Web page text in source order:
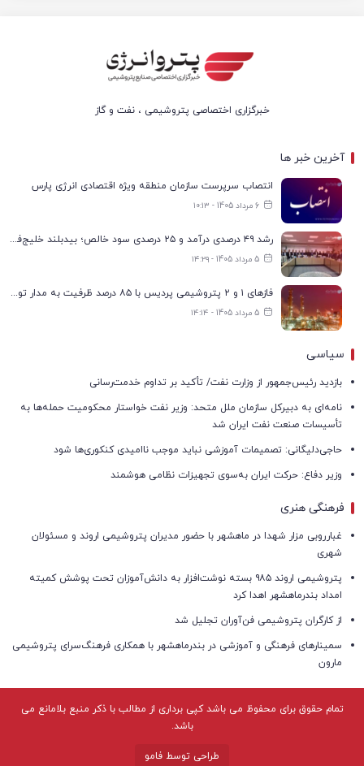
خبرگزاری اختصاصی پتروشیمی ، نفت و گاز
آخرین خبر ها
انتصاب سرپرست سازمان منطقه ویژه اقتصادی انرژی پارس
6 مرداد 1405 - ۱۰:۱۳
رشد ۴۹ درصدی درآمد و ۲۵ درصدی سود خالص؛ بیدبلند خلیج‌فارس سال ۱۴۰۴ را با رکوردهای جدید به پایان رساند
5 مرداد 1405 - ۱۴:۲۹
فازهای ۱ و ۲ پتروشیمی پردیس با ۸۵ درصد ظرفیت به مدار تولید بازگشتند
5 مرداد 1405 - ۱۴:۱۴
سیاسی
بازدید رئیس‌جمهور از وزارت نفت/ تأکید بر تداوم خدمت‌رسانی
نامه‌ای به دبیرکل سازمان ملل متحد: وزیر نفت خواستار محکومیت حمله‌ها به
تأسیسات صنعت نفت ایران شد
حاجی‌دلیگانی: تصمیمات آموزشی نباید موجب ناامیدی کنکوری‌ها شود
وزیر دفاع: حرکت ایران به‌سوی تجهیزات نظامی هوشمند
فرهنگی هنری
غبارروبی مزار شهدا در ماهشهر با حضور مدیران پتروشیمی اروند و مسئولان
شهری
پتروشیمی اروند ۹۸۵ بسته نوشت‌افزار به دانش‌آموزان تحت پوشش کمیته
امداد بندرماهشهر اهدا کرد
از کارگران پتروشیمی فن‌آوران تجلیل شد
سمینارهای فرهنگی و آموزشی در بندرماهشهر با همکاری فرهنگ‌سرای پتروشیمی
مارون
تمام حقوق برای محفوظ می باشد کپی برداری از مطالب با ذکر منبع بلامانع می
باشد.
طراحی توسط فامو